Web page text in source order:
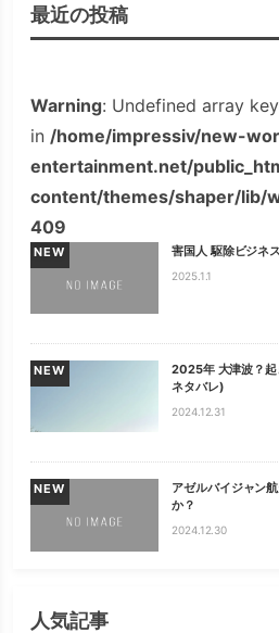
最近の投稿
Warning: Undefined array
in /home/impressiv/new-
entertainment.net/
content/themes/shaper/lib/
409
NEW 害国人 駆除ビジネス
2025.1.1
NEW
2025年 大津波？
ネタバレ)
2024.12.31
NEW
アゼルバイジャン
か？
2024.12.30
人気記事